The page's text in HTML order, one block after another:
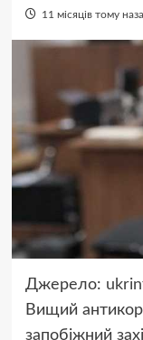
11 місяців тому
Джерело:
Вищий
запобіжний